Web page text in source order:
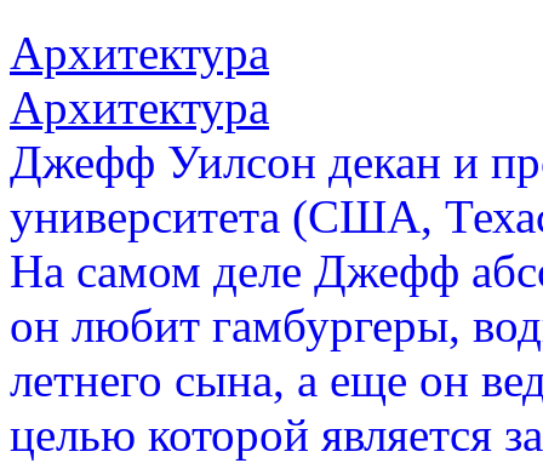
Архитектура
Архитектура
Джефф Уилсон декан и
университета (США,
На самом деле Джефф
он любит гамбургеры,
летнего сына, а еще он
целью которой является